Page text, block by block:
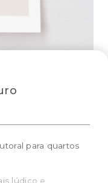
para quartos
lúdico e